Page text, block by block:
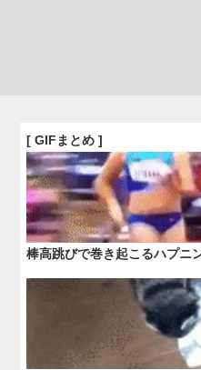
[ GIFまとめ ]
棒高跳びで巻き起こるハプニ